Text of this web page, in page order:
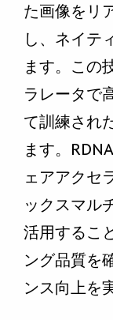
た画像をリ
し、ネイテ
ます。この
ラレータで
て訓練され
ます。
ェアアクセ
ックスマル
活用するこ
ング品質を
ンス向上を